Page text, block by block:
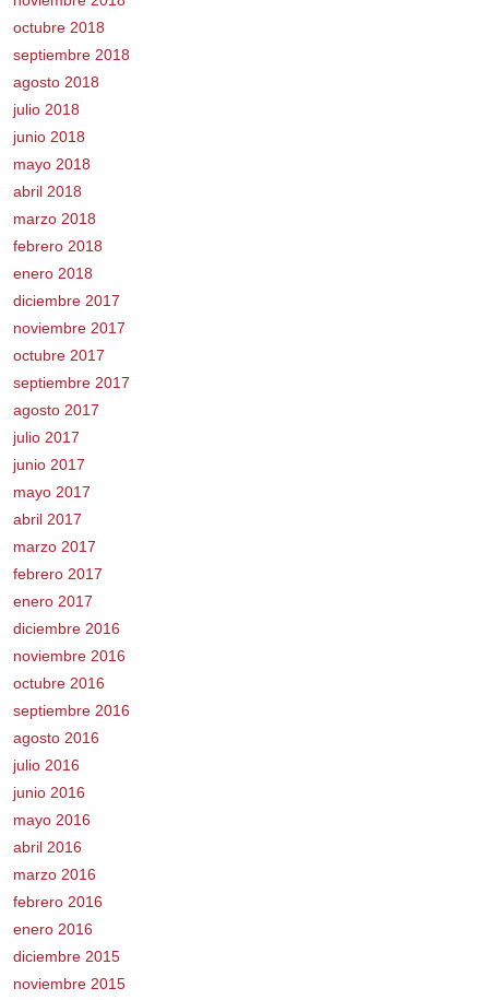
octubre 2018
septiembre 2018
agosto 2018
julio 2018
junio 2018
mayo 2018
abril 2018
marzo 2018
febrero 2018
enero 2018
diciembre 2017
noviembre 2017
octubre 2017
septiembre 2017
agosto 2017
julio 2017
junio 2017
mayo 2017
abril 2017
marzo 2017
febrero 2017
enero 2017
diciembre 2016
noviembre 2016
octubre 2016
septiembre 2016
agosto 2016
julio 2016
junio 2016
mayo 2016
abril 2016
marzo 2016
febrero 2016
enero 2016
diciembre 2015
noviembre 2015